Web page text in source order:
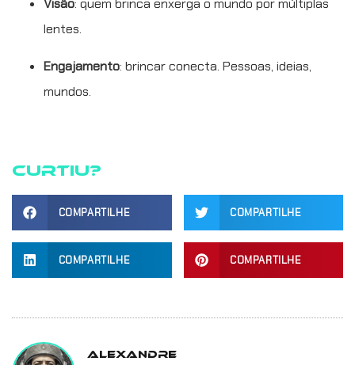
Visão: quem brinca enxerga o mundo por múltiplas
lentes.
Engajamento: brincar conecta. Pessoas, ideias,
mundos.
Curtiu?
COMPARTILHE COMPARTILHE
COMPARTILHE COMPARTILHE
Alexandre